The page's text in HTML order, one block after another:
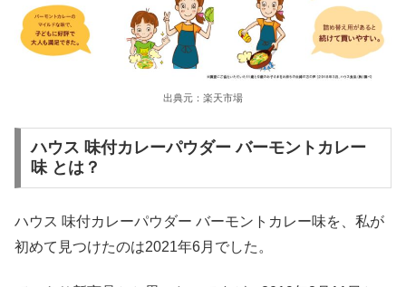
出典元：楽天市場
ハウス 味付カレーパウダー バーモントカレー
味 とは？
ハウス 味付カレーパウダー バーモントカレー味を、私が
初めて見つけたのは2021年6月でした。